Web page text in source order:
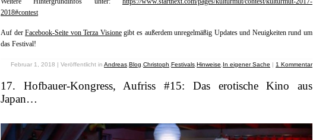
2018#contest
Auf derFacebook-Seite von Terza Visionegibt es außerdem unregelmäßig Updates und Neuigkeiten rund um
das Festival!
Februar 1, 2018 | Veröffentlicht in Andreas Blog Christoph Festivals Hinweise In eigener Sache | 1 Kommentar
17. Hofbauer-Kongress, Aufriss #15: Das erotische Kino aus
Japan…